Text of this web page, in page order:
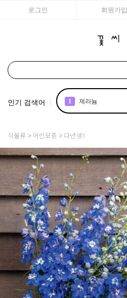
로그인 회원가입
인기 검색어 2 국화
모종
5 리갈
6 접시꽃
7 비올라
8 펜스테몬
9 에키네시아
식물류 어린모종 다년생1